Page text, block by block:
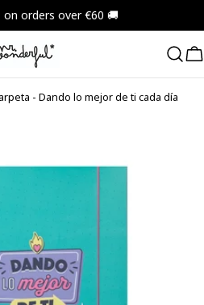
on orders over €60 🚚
- Dando lo mejor de ti cada día